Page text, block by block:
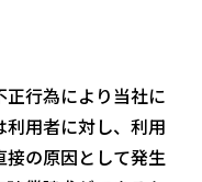
行為により当社に
用者に対し、利用
の原因として発生